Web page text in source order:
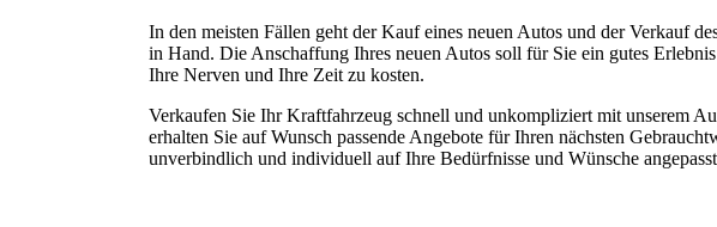
In den meisten Fällen geht der Kauf eines neuen Autos und der Verkauf
in Hand. Die Anschaffung Ihres neuen Autos soll für Sie ein gutes
Ihre Nerven und Ihre Zeit zu kosten.
Verkaufen Sie Ihr Kraftfahrzeug schnell und unkompliziert mit unserem
erhalten Sie auf Wunsch passende Angebote für Ihren nächsten
unverbindlich und individuell auf Ihre Bedürfnisse und Wünsche